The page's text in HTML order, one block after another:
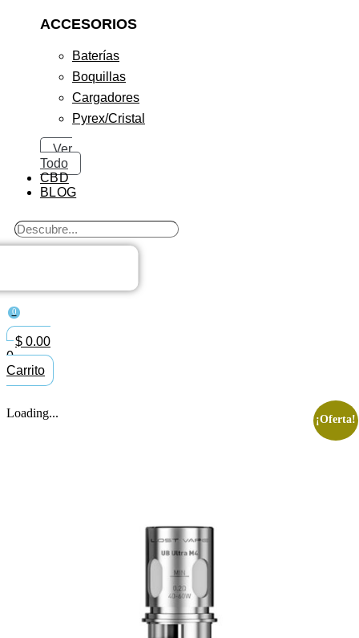
ACCESORIOS
Baterías
Boquillas
Cargadores
Pyrex/Cristal
Ver
Todo
CBD
BLOG
Search
...
0
$ 0.00
0
Carrito
Loading...
¡Oferta!